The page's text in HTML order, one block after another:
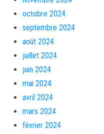
octobre 2024
septembre 2024
août 2024
juillet 2024
juin 2024
mai 2024
avril 2024
mars 2024
février 2024